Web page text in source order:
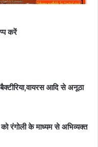
करें
आदि से अनूठा
को रंगोली के माध्यम से अभिव्यक्त